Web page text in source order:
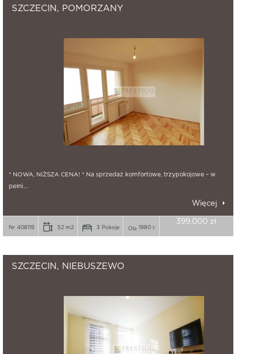
SZCZECIN, POMORZANY
* NOWA, NIŻSZA CENA! * Na sprzedaż komfortowe, trzypokojowe – w
pełni…
Więcej
Nr 408119 52 m2 3 Pokoje 1980 r.
399.000 zł
SZCZECIN, NIEBUSZEWO